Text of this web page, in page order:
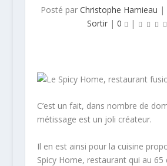
Posté par Christophe Hamieau |
Sortir| 0 |
C’est un fait, dans nombre de
métissage est un joli créateur.
Il en est ainsi pour la cuisine
Spicy Home, restaurant qui au 65